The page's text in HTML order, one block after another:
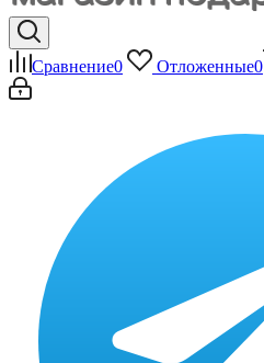
Сравнение0 Отложенные0